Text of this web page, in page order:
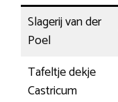
Slagerij van der
Poel
Tafeltje dekje
Castricum